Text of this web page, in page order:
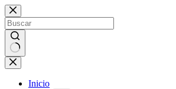
Saltar
al
contenido
Sin
resultados
Inicio